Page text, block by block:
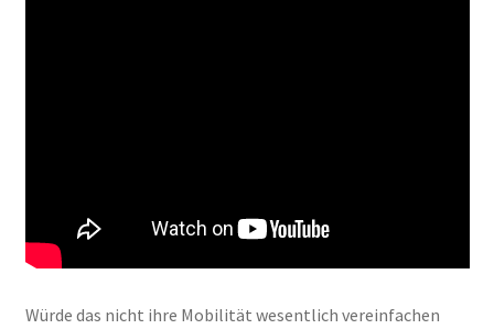
Würde das nicht ihre Mobilität wesentlich vereinfachen